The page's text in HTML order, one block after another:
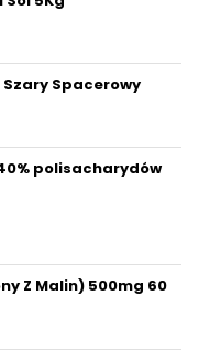
Spacerowy
polisacharydów
Z Malin) 500mg 60